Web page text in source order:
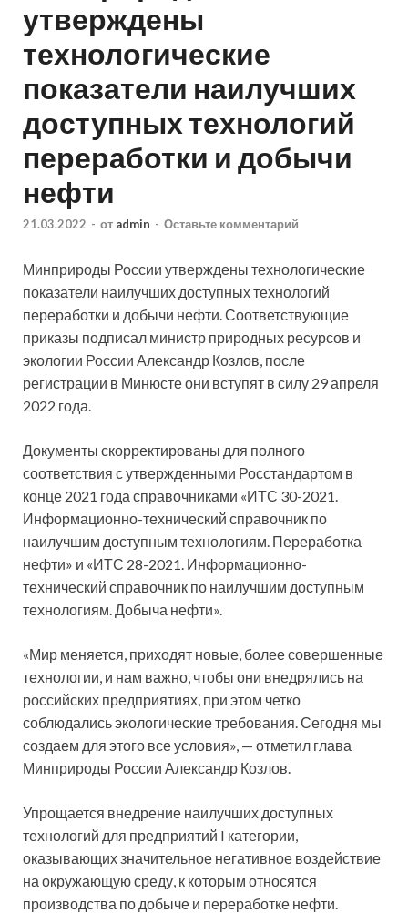
утверждены
технологические
показатели наилучших
доступных технологий
переработки и добычи
нефти
21.03.2022 - от admin - Оставьте комментарий
Минприроды России утверждены технологические
показатели наилучших доступных технологий
переработки и добычи нефти. Соответствующие
приказы подписал министр природных ресурсов и
экологии России Александр Козлов, после
регистрации в Минюсте они вступят в силу 29 апреля
2022 года.
Документы скорректированы для полного
соответствия с утвержденными Росстандартом в
конце 2021 года справочниками «ИТС 30-2021.
Информационно-технический справочник по
наилучшим доступным технологиям. Переработка
нефти» и «ИТС 28-2021. Информационно-
технический справочник по наилучшим доступным
технологиям. Добыча нефти».
«Мир меняется, приходят новые, более совершенные
технологии, и нам важно, чтобы они внедрялись на
российских предприятиях, при этом четко
соблюдались экологические требования. Сегодня мы
создаем для этого все условия», — отметил глава
Минприроды России Александр Козлов.
Упрощается внедрение наилучших доступных
технологий для предприятий I категории,
оказывающих значительное негативное воздействие
на окружающую среду, к которым относятся
производства по добыче и переработке нефти.